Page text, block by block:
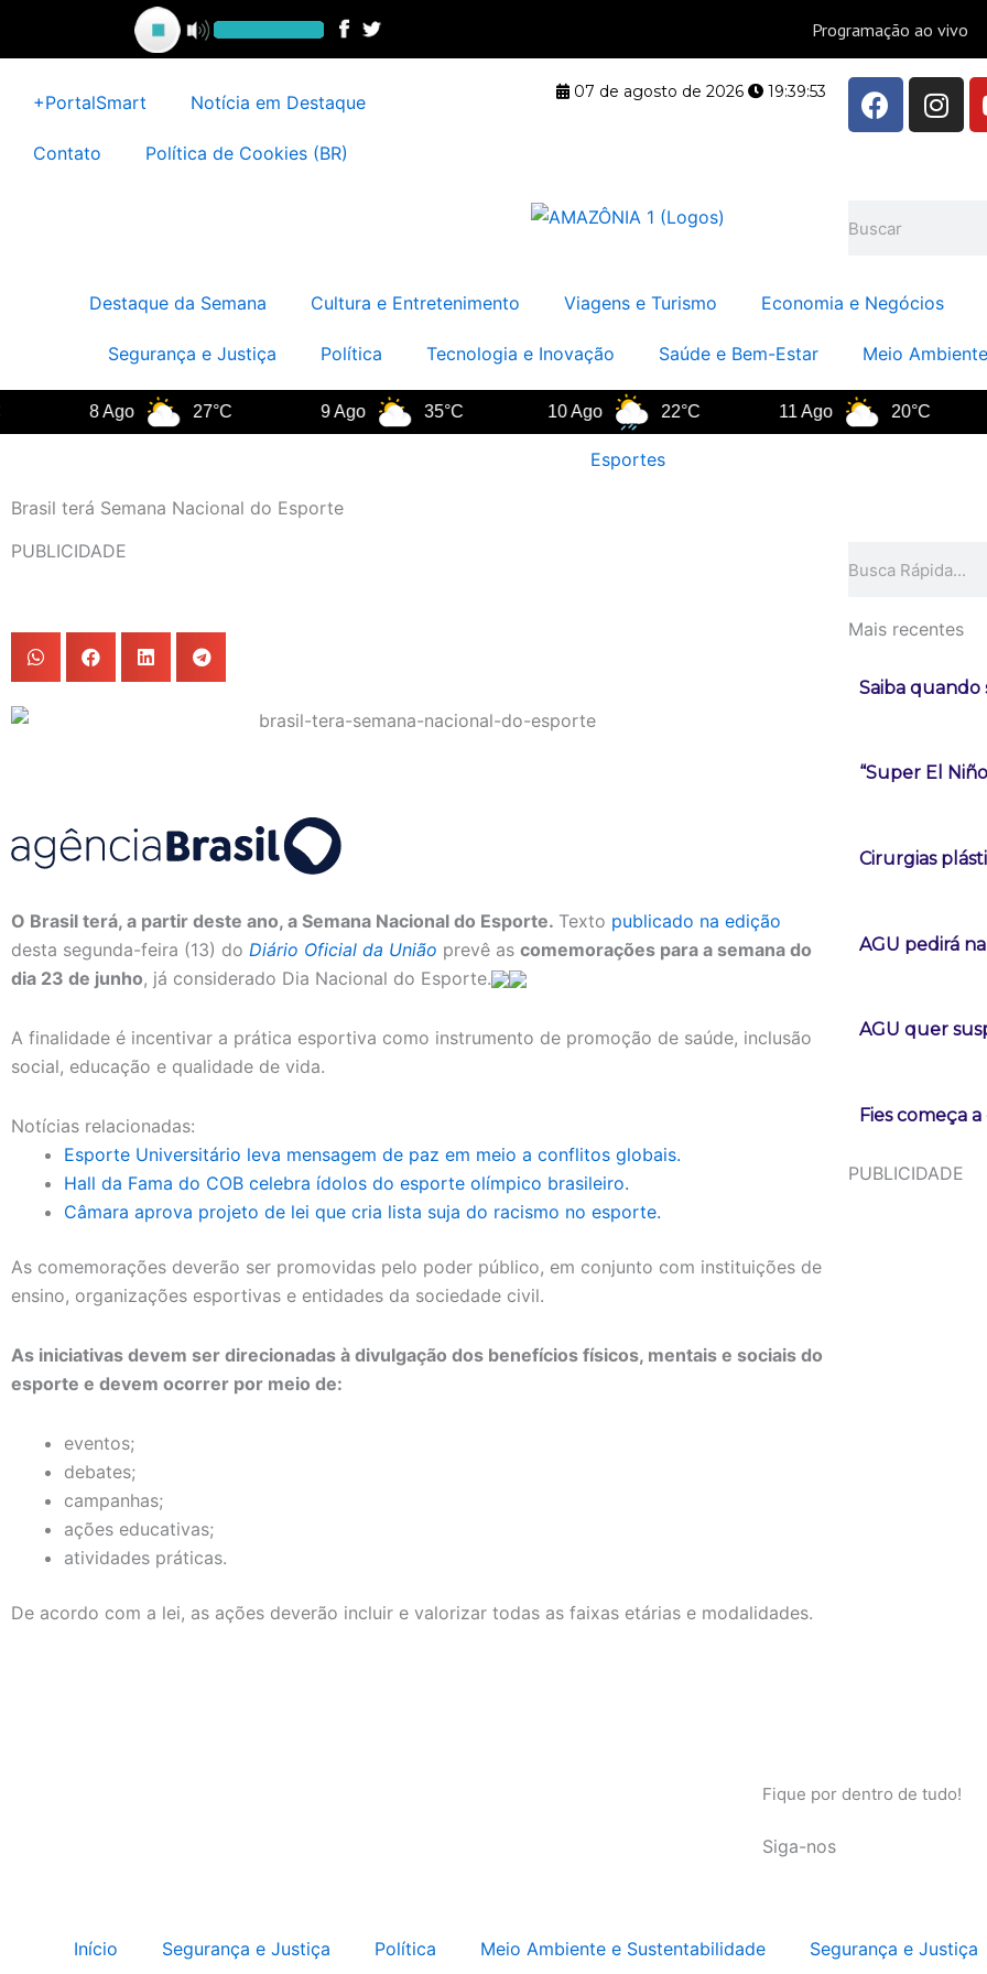
conteúdo
+PortalSmart Notícia em Destaque
Contato Política de Cookies (BR)
07 de agosto de 2026 19:39:53
F
a
o
I
n
m
Destaque da Semana Cultura e Entretenimento Viagens e Turismo Economia e Negócios
Segurança e Justiça Política Tecnologia e Inovação Saúde e Bem-Estar Meio
8 Ago 27°C 9 Ago 35°C 10 Ago 22°C 11 Ago 20°C
Esportes
Brasil terá Semana Nacional do Esporte
PUBLICIDADE
O Brasil terá, a partir deste ano, a Semana Nacional do Esporte. Texto publicado na edição
desta segunda-feira (13) do Diário Oficial da União prevê as comemorações para a semana do
dia 23 de junho, já considerado Dia Nacional do Esporte.
A finalidade é incentivar a prática esportiva como instrumento de promoção de saúde, inclusão
social, educação e qualidade de vida.
Notícias relacionadas:
Esporte Universitário leva mensagem de paz em meio a conflitos globais.
Hall da Fama do COB celebra ídolos do esporte olímpico brasileiro.
Câmara aprova projeto de lei que cria lista suja do racismo no esporte.
As comemorações deverão ser promovidas pelo poder público, em conjunto com instituições de
ensino, organizações esportivas e entidades da sociedade civil.
As iniciativas devem ser direcionadas à divulgação dos benefícios físicos, mentais e sociais do
esporte e devem ocorrer por meio de:
eventos;
debates;
campanhas;
ações educativas;
atividades práticas.
De acordo com a lei, as ações deverão incluir e valorizar todas as faixas etárias e modalidades.
Mais recentes
Saiba quando
“Super El
Cirurgias
AGU pedirá
AGU quer
Fies começa
PUBLICIDADE
Fique por dentro de tudo!
Siga-nos
Início Segurança e Justiça Política Meio Ambiente e Sustentabilidade Segurança e Justiça